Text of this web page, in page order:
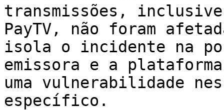
transmissões,
PayTV, não foram
isola o incidente na
emissora e a
uma vulnerabilidade
específico.